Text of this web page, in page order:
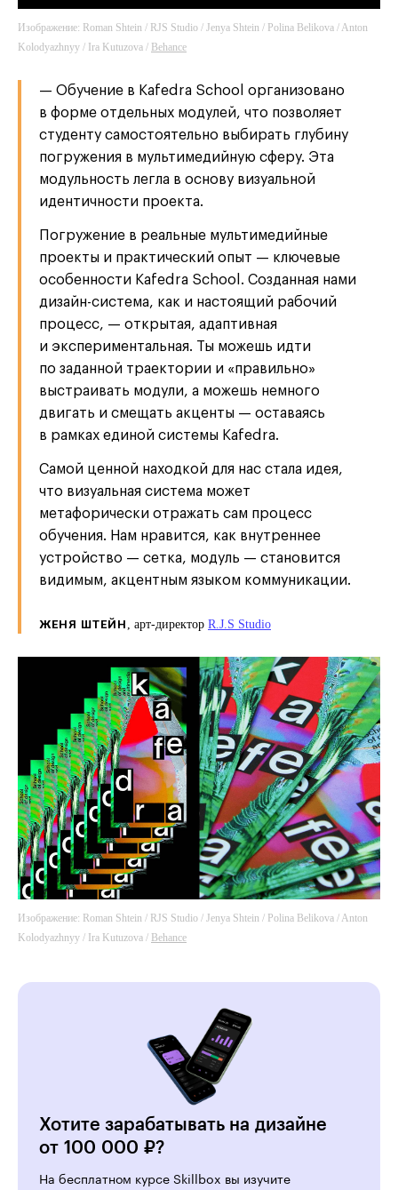
Изображение: Roman Shtein / RJS Studio / Jenya Shtein / Polina Belikova / Anton
Kolodyazhnyy / Ira Kutuzova / Behance
— Обучение в Kafedra School организовано
в форме отдельных модулей, что позволяет
студенту самостоятельно выбирать глубину
погружения в мультимедийную сферу. Эта
модульность легла в основу визуальной
идентичности проекта.
Погружение в реальные мультимедийные
проекты и практический опыт — ключевые
особенности Kafedra School. Созданная нами
дизайн-система, как и настоящий рабочий
процесс, — открытая, адаптивная
и экспериментальная. Ты можешь идти
по заданной траектории и «правильно»
выстраивать модули, а можешь немного
двигать и смещать акценты — оставаясь
в рамках единой системы Kafedra.
Самой ценной находкой для нас стала идея,
что визуальная система может
метафорически отражать сам процесс
обучения. Нам нравится, как внутреннее
устройство — сетка, модуль — становится
видимым, акцентным языком коммуникации.
ЖЕНЯ ШТЕЙН , арт-директор R.J.S Studio
Изображение: Roman Shtein / RJS Studio / Jenya Shtein / Polina Belikova / Anton
Kolodyazhnyy / Ira Kutuzova / Behance
Хотите зарабатывать на дизайне
от 100 000 ₽?
На бесплатном курсе Skillbox вы изучите